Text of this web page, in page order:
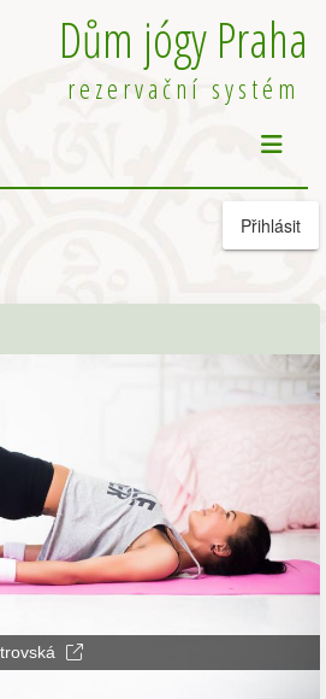
Dům jógy Praha
rezervační systém
Přihlásit